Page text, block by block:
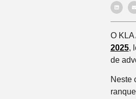
O
2025,
de
Neste